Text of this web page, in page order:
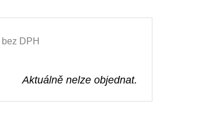
bez DPH
Aktuálně nelze objednat.